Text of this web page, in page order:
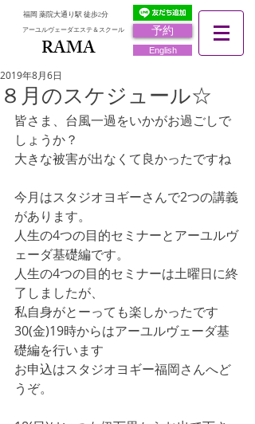
予約
福岡 薬院大通り駅 徒歩2分
アーユルヴェーダエステ＆スクール
RAMA English
８月のスケジュール☆
2019年8月6日
皆さま、台風一過をいかがお過ごしで
しょうか？
大きな被害が出なくて良かったですね
今月はスタジオヨギーさんで2つの講義
があります。
人生の4つの目的セミナーとアーユルヴ
ェーダ基礎編です。
人生の4つの目的セミナーは土曜日に終
了しましたが、
私自身がとーっても楽しかったです
30(金)19時からはアーユルヴェーダ基
礎編を行います
お申込はスタジオヨギー福岡さんへど
うぞ。